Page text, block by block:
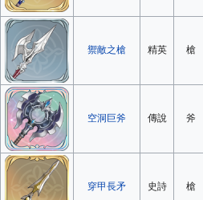
禦敵之槍 精英 槍
空洞巨斧 傳說 斧
穿甲長矛 史詩 槍